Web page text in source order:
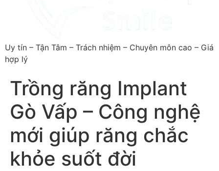
Uy tín – Tận Tâm – Trách nhiệm – Chuyên môn cao – Giá
hợp lý
Trồng răng Implant
Gò Vấp – Công nghệ
mới giúp răng chắc
khỏe suốt đời